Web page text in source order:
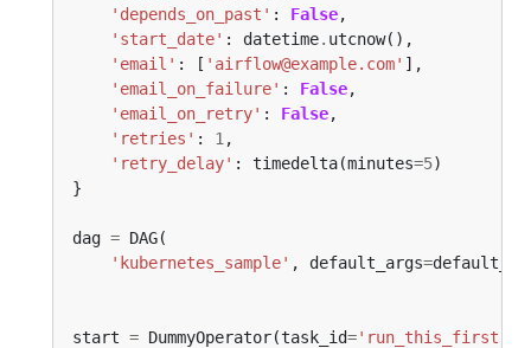
'depends_on_past' : False
'start_date' : datetime.
'email' : [ 'airflow@example.com'
'email_on_failure' : False
'email_on_retry' : False
'retries' : 1
'retry_delay' : timedelta(minutes=5
dag =
'kubernetes_sample' , default_args=
start = DummyOperator(task_id='run_this_first'